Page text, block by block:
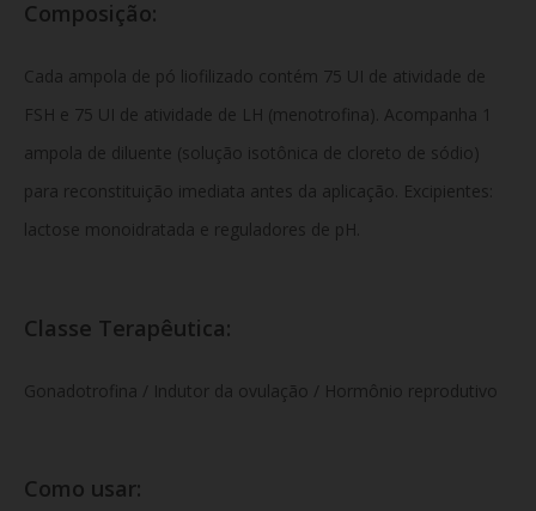
Composição:
Cada ampola de pó liofilizado contém 75 UI de atividade de
FSH e 75 UI de atividade de LH (menotrofina). Acompanha 1
ampola de diluente (solução isotônica de cloreto de sódio)
para reconstituição imediata antes da aplicação. Excipientes:
lactose monoidratada e reguladores de pH.
Classe Terapêutica:
Gonadotrofina / Indutor da ovulação / Hormônio reprodutivo
Como usar: